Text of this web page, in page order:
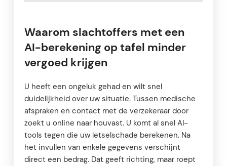
Waarom slachtoffers met een
AI-berekening op tafel minder
vergoed krijgen
U heeft een ongeluk gehad en wilt snel
duidelijkheid over uw situatie. Tussen medische
afspraken en contact met de verzekeraar door
zoekt u online naar houvast. U komt al snel AI-
tools tegen die uw letselschade berekenen. Na
het invullen van enkele gegevens verschijnt
direct een bedrag. Dat geeft richting, maar roept